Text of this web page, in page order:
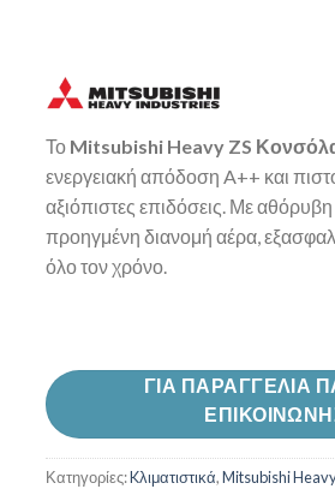
Το Mitsubishi Heavy ZS
ενεργειακή απόδοση A++ και
αξιόπιστες επιδόσεις. Με αθόρυβη
προηγμένη διανομή αέρα,
όλο τον χρόνο.
ΓΙΑ ΠΑΡΑΓΓΕΛΙΑ
Κατηγορίες:Kλιματιστικά,Mitsubishi